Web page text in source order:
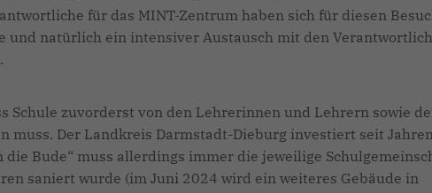
für das MINT-Zentrum haben sich für diesen
und natürlich ein intensiver Austausch mit den
Schule zuvorderst von den Lehrerinnen und Lehrern sowie
muss. Der Landkreis Darmstadt-Dieburg investiert seit
die Bude“ muss allerdings immer die jeweilige
saniert wurde (im Juni 2024 wird ein weiteres Gebäude in